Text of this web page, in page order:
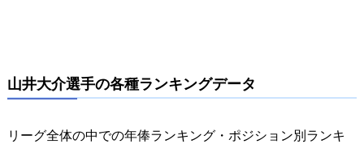
山井大介選手の各種ランキングデータ
リーグ全体の中での年俸ランキング・ポジション別ランキ